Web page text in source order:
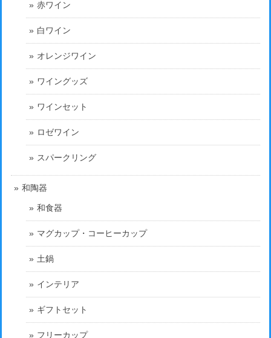
赤ワイン
白ワイン
オレンジワイン
ワイングッズ
ワインセット
ロゼワイン
スパークリング
和陶器
和食器
マグカップ・コーヒーカップ
土鍋
インテリア
ギフトセット
フリーカップ